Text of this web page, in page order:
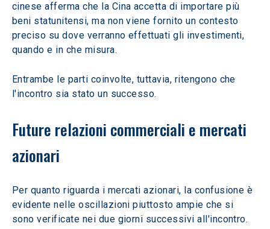
cinese afferma che la Cina accetta di importare più
beni statunitensi, ma non viene fornito un contesto
preciso su dove verranno effettuati gli investimenti,
quando e in che misura.
Entrambe le parti coinvolte, tuttavia, ritengono che
l'incontro sia stato un successo.
Future relazioni commerciali e mercati
azionari
Per quanto riguarda i mercati azionari, la confusione è
evidente nelle oscillazioni piuttosto ampie che si
sono verificate nei due giorni successivi all'incontro.